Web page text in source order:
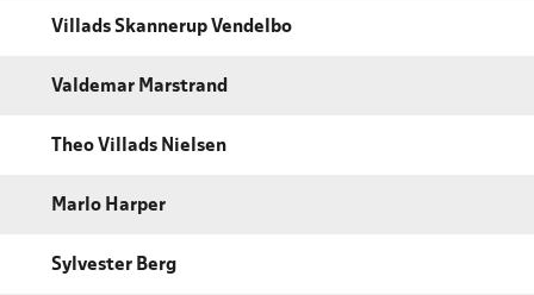
Villads Skannerup Vendelbo
Valdemar Marstrand
Theo Villads Nielsen
Marlo Harper
Sylvester Berg